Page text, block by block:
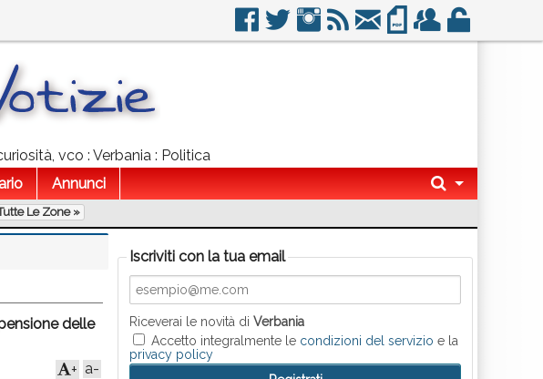
vco : Verbania : Politica
Annunci
Le Zone »
delle
a-
+
Iscriviti con la tua email
Riceverai le novità diVerbania
Accetto integralmente le condizioni del servizio e la
privacy policy